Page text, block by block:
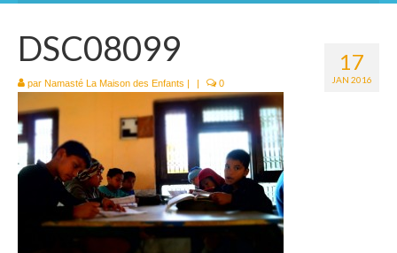
Présentation
Historique
Le Népal
Documents
17
JAN 2016
DSC08099
par Namasté La Maison des Enfants | | 0